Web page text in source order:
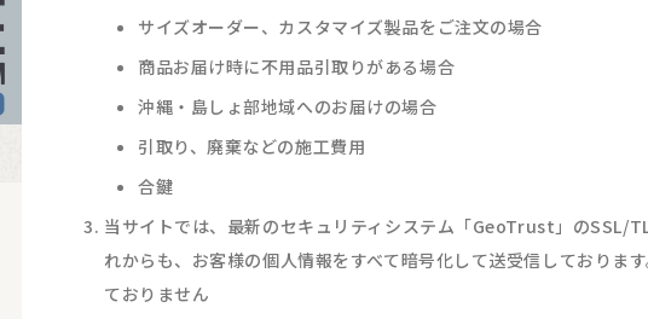
サイズオーダー、カスタマイズ製品をご注文の場合
商品お届け時に不用品引取りがある場合
沖縄・島しょ部地域へのお届けの場合
引取り、廃棄などの施工費用
合鍵
当サイトでは、最新のセキュリティシステム「GeoTrust」のSSL/
れからも、お客様の個人情報をすべて暗号化して送受信しておりま
ておりません